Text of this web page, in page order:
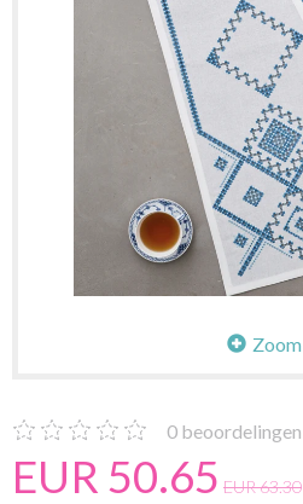
Zoom
0 beoordelingen
EUR 50.65 EUR 63.30